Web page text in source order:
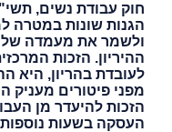
הגנות שונות במטרה
ולשמר את מעמדה של
ההיריון. הזכות
לעובדת בהריון, היא
מפני פיטורים מעניק
הזכות להיעדר מן
העסקה בשעות נוספות